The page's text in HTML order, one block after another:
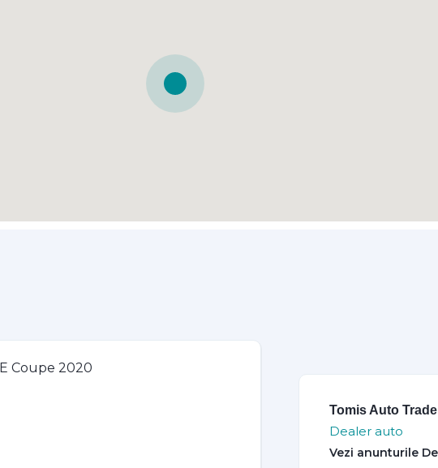
Tomis Auto Trade
Dealer auto